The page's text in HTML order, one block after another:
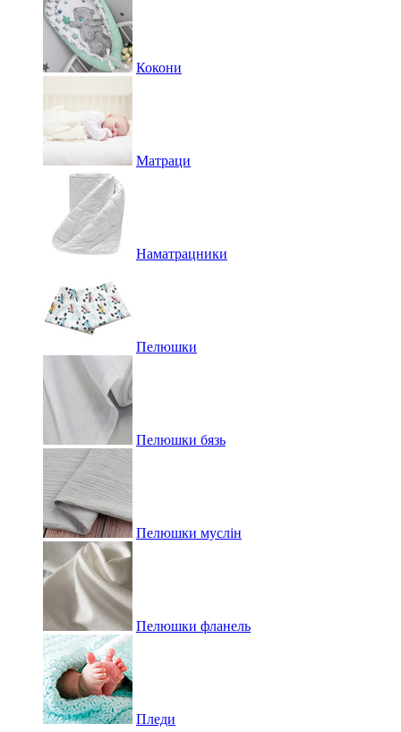
Кокони
Матраци
Наматрацники
Пелюшки
Пелюшки бязь
Пелюшки муслін
Пелюшки фланель
Пледи